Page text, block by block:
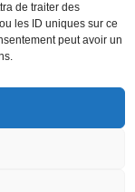
de traiter des
les ID uniques sur ce
peut avoir un
: